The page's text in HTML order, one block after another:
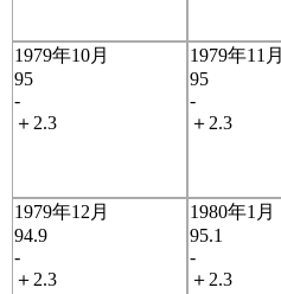
1979年10月
95
-
＋2.3
1979年11月
95
-
＋2.3
1979年12月
94.9
-
＋2.3
1980年1月
95.1
-
＋2.3